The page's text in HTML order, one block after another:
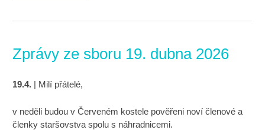
Zprávy ze sboru 19. dubna 2026
19.4. | Milí přátelé,
v neděli budou v Červeném kostele pověřeni noví členové a
členky staršovstva spolu s náhradnicemi.